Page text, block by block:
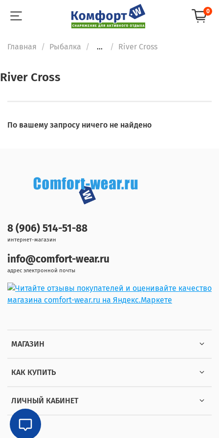
0
Главная Рыбалка ... River Cross
River Cross
По вашему запросу ничего не найдено
МАГАЗИН
КАК КУПИТЬ
ЛИЧНЫЙ КАБИНЕТ
8 (906) 514-51-88
интернет-магазин
info@comfort-wear.ru
адрес электронной почты